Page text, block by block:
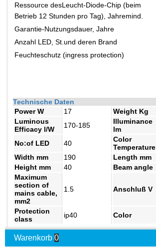
Ressource desLeucht-Diode-Chip (beim
Betrieb 12 Stunden pro Tag), Jahremind.
Garantie-Nutzungsdauer, Jahre
Anzahl LED, St.und deren Brand
Feuchteschutz (ingress protection)
Technische Daten
Power W
17 Weight Kg
Luminous
Efficacy l/W
170-185
Illuminance
lm
No:of LED 40
Color
Temperature
Width mm
190 Length mm
Height mm
40 Beam angle
Maximum
section of
mains cable,
mm2
1.5 Anschluß V
Protection
class
ip40 Color
Warenkorb 0